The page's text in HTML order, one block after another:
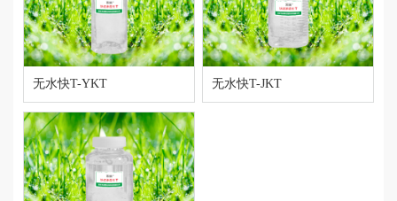
无水快T-YKT 无水快T-JKT